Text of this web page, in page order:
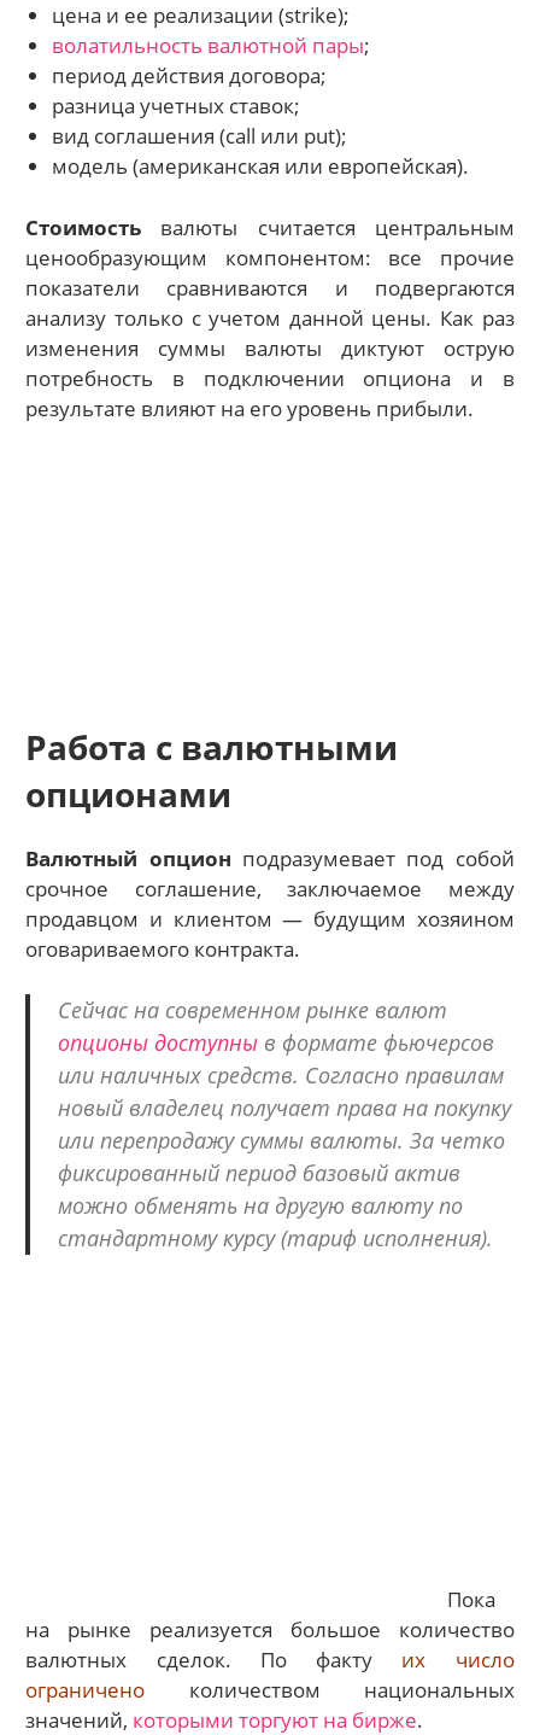
цена и ее реализации (strike);
волатильность валютной пары;
период действия договора;
разница учетных ставок;
вид соглашения (call или put);
модель (американская или европейская).
Стоимость валюты считается центральным
ценообразующим компонентом: все прочие
показатели сравниваются и подвергаются
анализу только с учетом данной цены. Как раз
изменения суммы валюты диктуют острую
потребность в подключении опциона и в
результате влияют на его уровень прибыли.
Работа с валютными
опционами
Валютный опцион подразумевает под собой
срочное соглашение, заключаемое между
продавцом и клиентом — будущим хозяином
оговариваемого контракта.
Сейчас на современном рынке валют
опционы доступныв формате фьючерсов
или наличных средств. Согласно правилам
новый владелец получает права на покупку
или перепродажу суммы валюты. За четко
фиксированный период базовый актив
можно обменять на другую валюту по
стандартному курсу (тариф исполнения).
Пока
на рынке реализуется большое количество
валютных сделок. По факту их число
ограничено количеством национальных
значений, которыми торгуют на бирже.